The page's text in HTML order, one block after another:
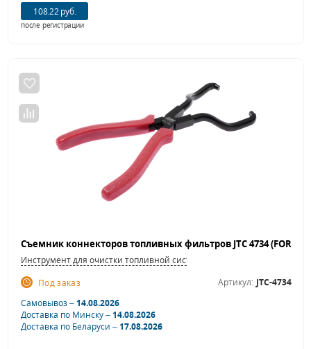
108.22 руб.
после регистрации
Инструмент для очистки топливной системы
Под заказ
Артикул: JTC-4734
Самовывоз –14.08.2026
Доставка по Минску –14.08.2026
Доставка по Беларуси –17.08.2026